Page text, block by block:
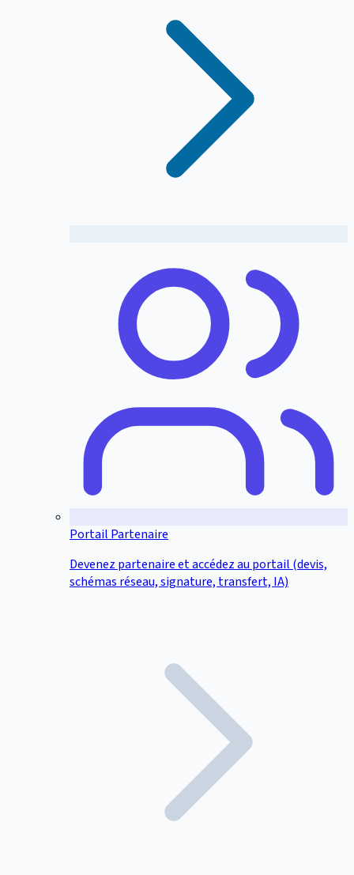
Portail Partenaire
Devenez partenaire et accédez au portail (devis,
schémas réseau, signature, transfert, IA)